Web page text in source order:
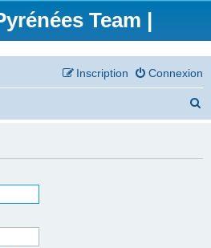
Team |
Connexion
Inscription